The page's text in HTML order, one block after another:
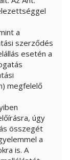
a
szerződés
esetén a
megfelelő
úgy
összegét
a
is. A